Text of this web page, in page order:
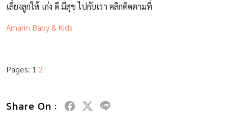
เลี้ยงลูกให้ เก่ง ดี มีสุข ไปกับเรา คลิกติดตามที่
Amarin Baby & Kids
Pages: 1 2
Share On :